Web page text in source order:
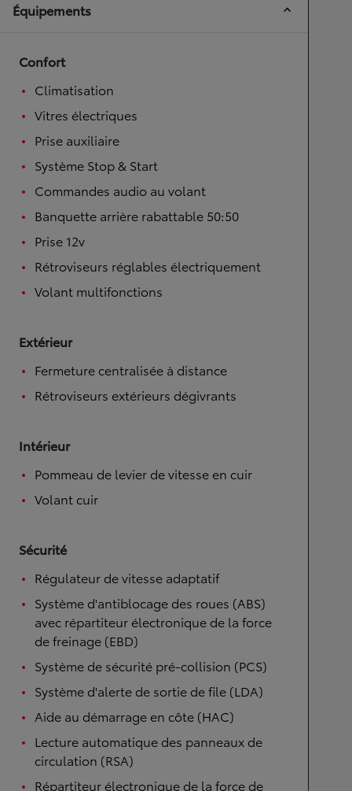
Équipements
Confort
Climatisation
Vitres électriques
Prise auxiliaire
Système Stop & Start
Commandes audio au volant
Banquette arrière rabattable 50:50
Prise 12v
Rétroviseurs réglables électriquement
Volant multifonctions
Extérieur
Fermeture centralisée à distance
Rétroviseurs extérieurs dégivrants
Intérieur
Pommeau de levier de vitesse en cuir
Volant cuir
Sécurité
Régulateur de vitesse adaptatif
Système d'antiblocage des roues (ABS)
avec répartiteur électronique de la force
de freinage (EBD)
Système de sécurité pré-collision (PCS)
Système d'alerte de sortie de file (LDA)
Aide au démarrage en côte (HAC)
Lecture automatique des panneaux de
circulation (RSA)
Répartiteur électronique de la force de